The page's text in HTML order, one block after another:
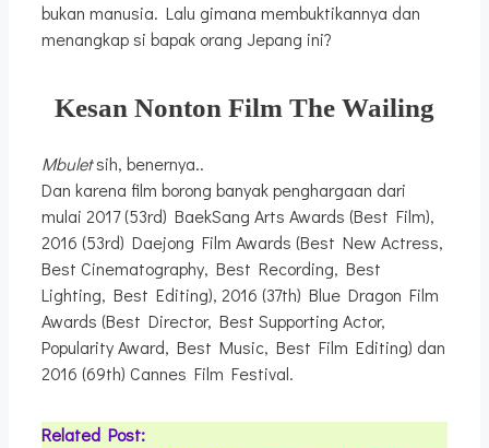
bukan manusia. Lalu gimana membuktikannya dan
menangkap si bapak orang Jepang ini?
Kesan Nonton Film The Wailing
Mbuletsih, benernya..
Dan karena film borong banyak penghargaan dari
mulai 2017 (53rd) BaekSang Arts Awards (Best Film),
2016 (53rd) Daejong Film Awards (Best New Actress,
Best Cinematography, Best Recording, Best
Lighting, Best Editing), 2016 (37th) Blue Dragon Film
Awards (Best Director, Best Supporting Actor,
Popularity Award, Best Music, Best Film Editing) dan
2016 (69th) Cannes Film Festival.
Related Post: